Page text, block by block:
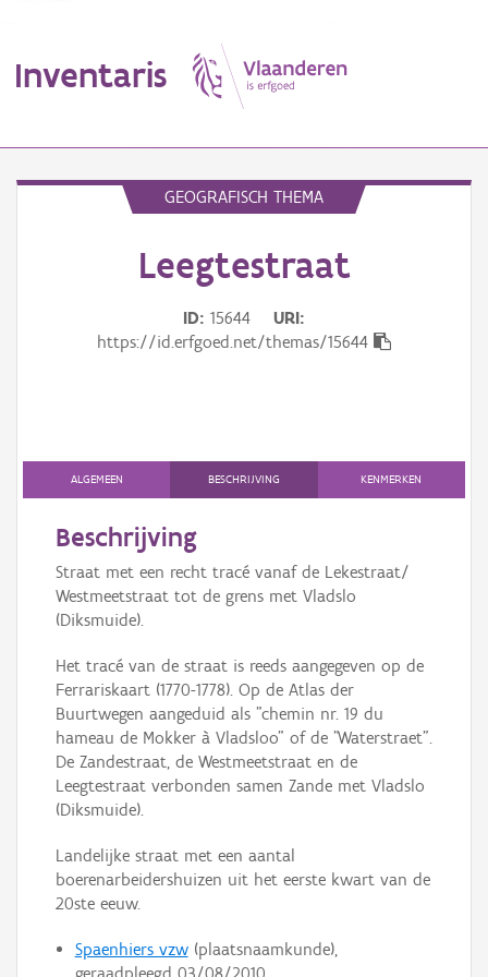
Inventaris
Persoon of collectief
Downloads
Hergebruik
GEOGRAFISCH THEMA
Leegtestraat
ID 15644
URI
https://id.erfgoed.net/themas/15644
ALGEMEEN BESCHRIJVING KENMERKEN
Beschrijving
Straat met een recht tracé vanaf de Lekestraat/
Westmeetstraat tot de grens met Vladslo
(Diksmuide).
Het tracé van de straat is reeds aangegeven op de
Ferrariskaart (1770-1778). Op de Atlas der
Buurtwegen aangeduid als "chemin nr. 19 du
hameau de Mokker à Vladsloo" of de "Waterstraet".
De Zandestraat, de Westmeetstraat en de
Leegtestraat verbonden samen Zande met Vladslo
(Diksmuide).
Landelijke straat met een aantal
boerenarbeidershuizen uit het eerste kwart van de
20ste eeuw.
Spaenhiers vzw(plaatsnaamkunde),